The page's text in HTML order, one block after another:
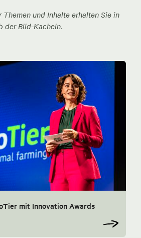
und Inhalte erhalten Sie in
der Bild-Kacheln.
mit Innovation Awards